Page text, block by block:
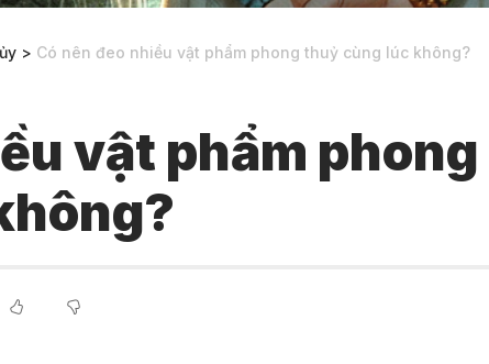
> Có nên đeo nhiều vật phẩm phong thuỷ cùng lúc không?
vật phẩm phong